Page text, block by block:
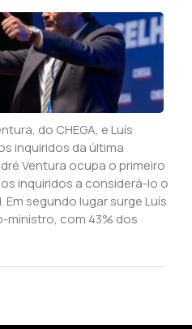
do CHEGA, e Luís
inquiridos da última
Ventura ocupa o primeiro
inquiridos a considerá-lo o
Em segundo lugar surge Luís
ministro, com 43% dos